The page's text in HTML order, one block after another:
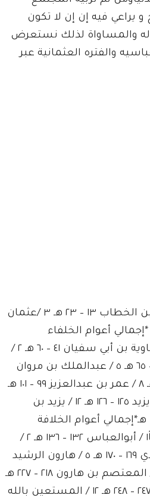
يراعي فيه إن إن لا تكون
والمساواة لذلك نستعرض
والفتره العثمانية عبر
أولاً : الخلافة الراشدة والخلفاء الراشدون:.١ / أبو بكر الصديق ١١ – ١٣ هـ٠٢ / عمر بن الخطاب ١٣ – ٢٣ هـ ٣ /عثمان
– ٣٥ هـ ٤ / علي بن أبي طالب ٣٥ – ٤٠ هـ ٥ / الحسن بن علي ٤٠ – ٤١ هـ *إجمالي أعوام الخلفاء
الراشدين = 30 عاماًثانياً : الأسرة الأموية وتأسيس الدولة الأموية ١٤ حاكم١ / معاوية بن أبي سفيان ٤١ – ٦٠ هـ ٢ /
يزيد بن معاوية ٦٠ – ٦٤ هـ ٣ / معاوية بن يزيد عدة شهور ٤ / مروان بن الحكم ٦٤ – ٦٥ هـ ٥ / عبدالملك بن مروان
٦٥ – ٨٦ هـ ٦ / الوليد بن عبدالملك ٨٦ – ٩٦ هـ ٧ / سليمان بن عبد الملك ٩٦ – ٩٩ هـ ٨ / عمر بن عبدالعزيز ٩٩ – ١٠١ هـ
٩ / يزيد بن عبدالملك ١٠١ – ١٠٥ هـ ١٠ /هشام بن عبدالملك ١٠٥ – ١٢٥ هـ ١١ / الوليد بن يزيد ١٢٥ – ١٢٦ هـ ١٢ / يزيد بن
الوليد عدة شهور ١٣ / إبراهيم بن الوليد ١٢٦ – ١٢٧ هـ ١٤ / مروان بن محمد ١٢٧ – ١٣٢ هـ*إجمالي أعوام الخلافة
الأموية = 91 عاما* ثالثاً : الأسرة العباسية وتأسيس الدولة العباسية ٣٧ حاكماً١ / أبوالعباس ١٣٢ – ١٣٦ هـ ٢ /
أبوجعفر المنصور ١٣٦ – ١٥٨ هـ ٣ / أبوعبدالله المهدي ١٥٨ – ١٦٩ هـ ٤/ موسى الهادي ١٦٩ – ١٧٠ هـ ٥ / هارون الرشيد
١٧٠ – ١٩٣ هـ ٦ / الأمين بن هارون ١٩٣ – ١٩٨ هـ ٧ / المأمون بن هارون ١٩٨ – ٢١٨ هـ ٨ / المعتصم بن هارون ٢١٨ – ٢٢٧ هـ
٩ / الواثق بالله ٢٢٧ – ٢٣٢ هـ ١٠ / المتوكل على الله ٢٣٢ – ٢٤٧ هـ ١١ / المنتصر بالله ٢٤٧ – ٢٤٨ هـ ١٢ / المستعين بالله